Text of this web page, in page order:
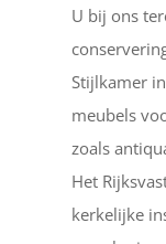
U bij ons
Stijlkamer
meubels
zoals
Het
kerkelijke